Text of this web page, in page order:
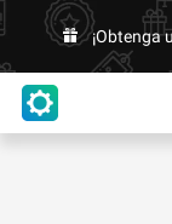
¡Obtenga